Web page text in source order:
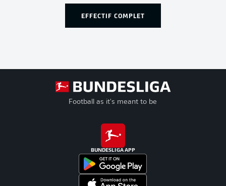
EFFECTIF COMPLET
Football as it's meant to be
BUNDESLIGA APP